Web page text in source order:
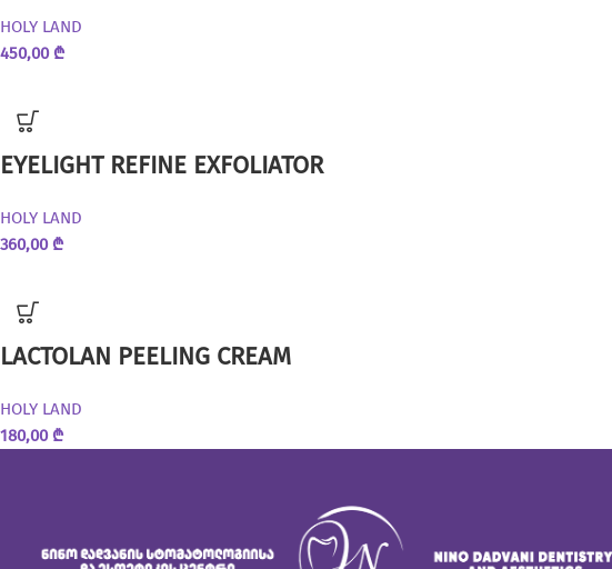
HOLY LAND
450,00₾
EYELIGHT REFINE EXFOLIATOR
HOLY LAND
360,00₾
LACTOLAN PEELING CREAM
HOLY LAND
180,00₾